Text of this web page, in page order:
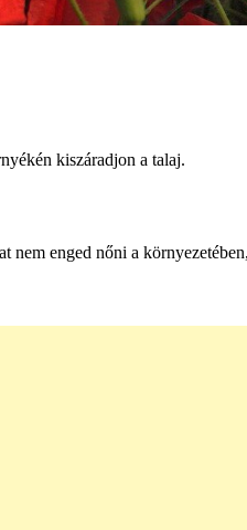
kiszáradjon a talaj.
nem enged nőni a környezetében,